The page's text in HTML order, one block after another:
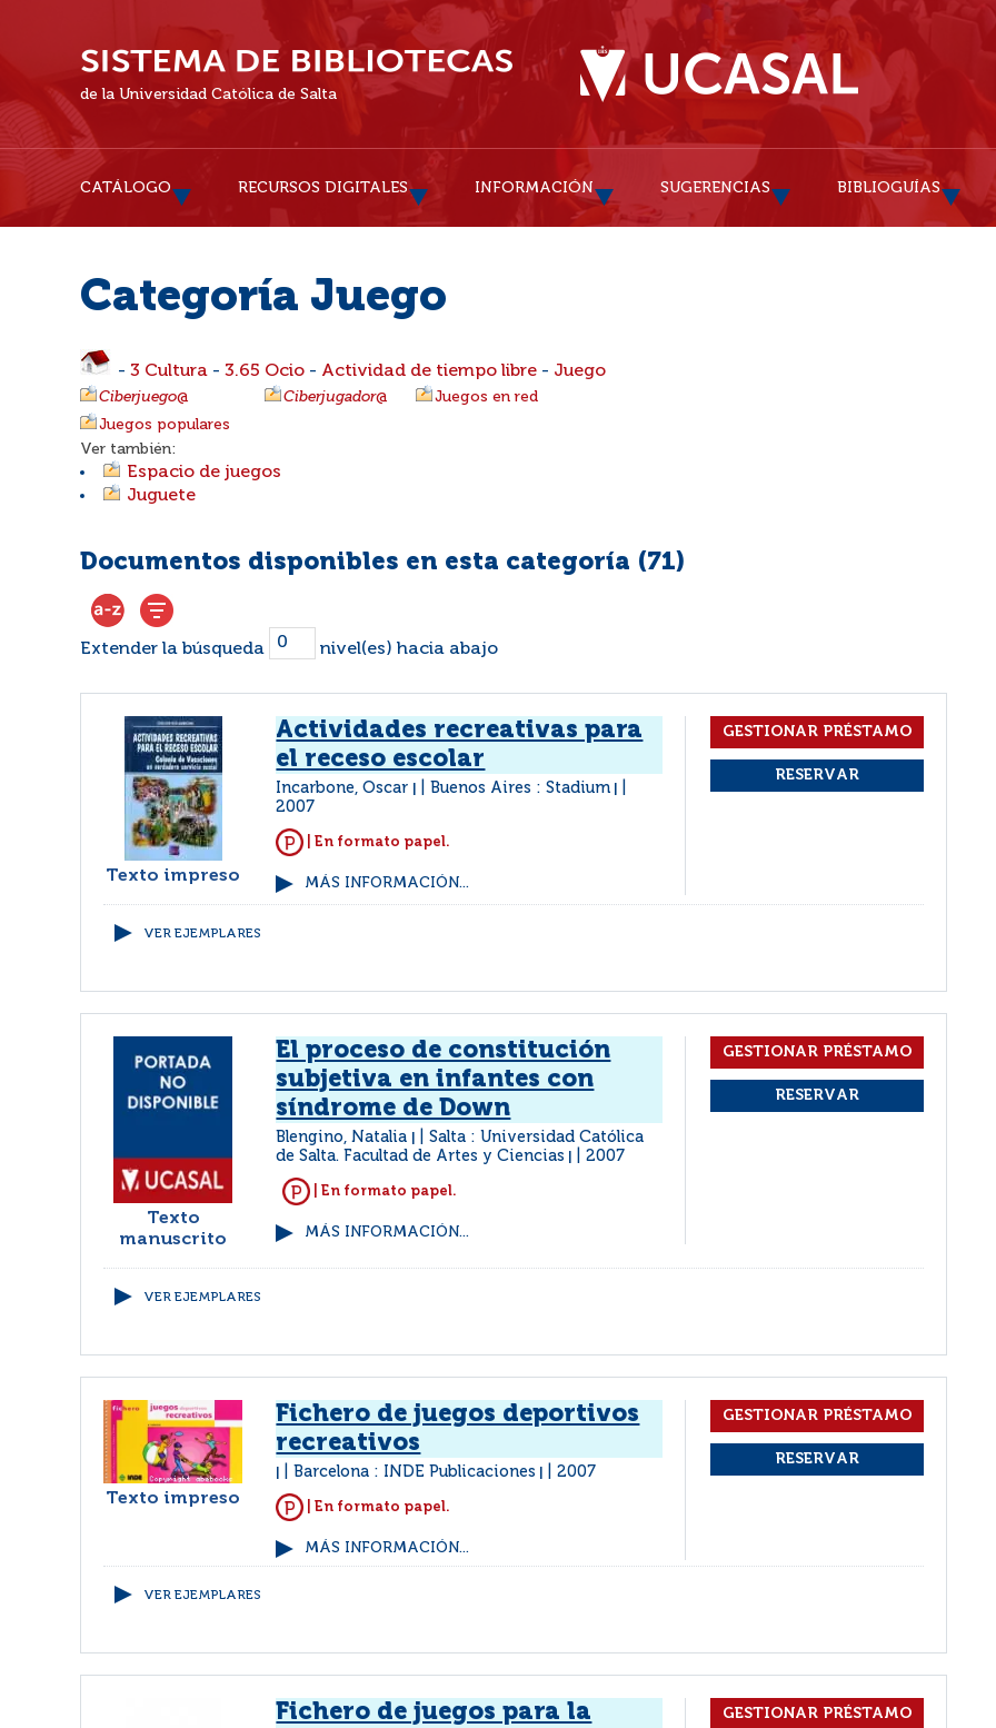
de la Universidad Católica de Salta
CATÁLOGO RECURSOS DIGITALES INFORMACIÓN SUGERENCIAS BIBLIOGUÍAS
Categoría Juego
- 3 Cultura - 3.65 Ocio - Actividad de tiempo libre - Juego
Ciberjuego@ Ciberjugador@
Juegos en red
Juegos populares
Ver también:
Espacio de juegos
Juguete
Documentos disponibles en esta categoría (71)
Extender la búsqueda nivel(es) hacia abajo
Texto impreso
Actividades recreativas para
el receso escolar
Incarbone, Oscar Buenos Aires : Stadium
2007
| En formato papel.
MÁS INFORMACIÓN...
VER EJEMPLARES
Texto
manuscrito
El proceso de constitución
subjetiva en infantes con
síndrome de Down
Blengino, Natalia
Salta : Universidad Católica
de Salta. Facultad de Artes y Ciencias
2007
| En formato papel.
MÁS INFORMACIÓN...
VER EJEMPLARES
Texto impreso
Fichero de juegos deportivos
recreativos
Barcelona : INDE Publicaciones 2007
| En formato papel.
MÁS INFORMACIÓN...
VER EJEMPLARES
Fichero de juegos para la